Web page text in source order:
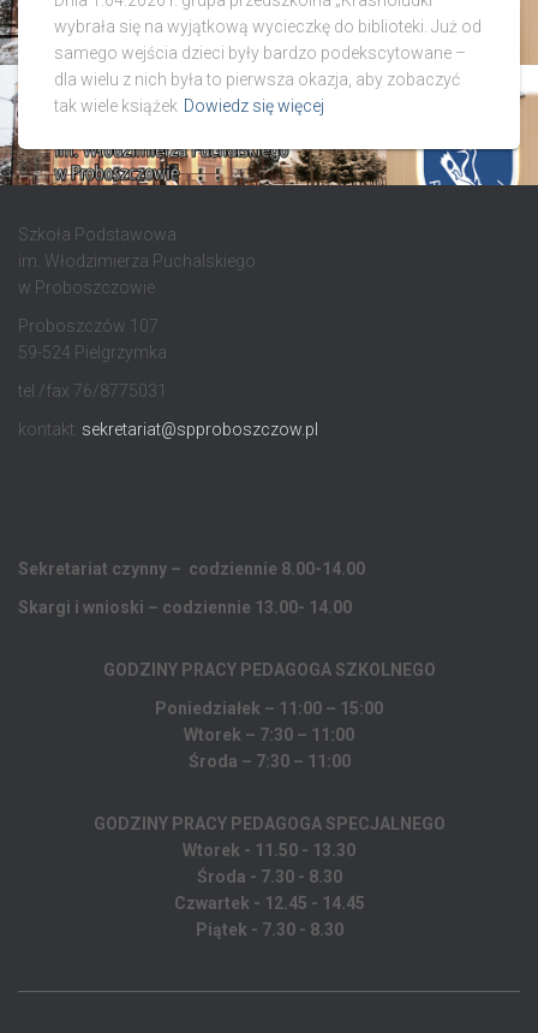
wybrała się na wyjątkową wycieczkę do biblioteki. Już od
samego wejścia dzieci były bardzo podekscytowane –
dla wielu z nich była to pierwsza okazja, aby zobaczyć
tak wiele książek Dowiedz się więcej
Szkoła Podstawowa
im. Włodzimierza Puchalskiego
w Proboszczowie
Proboszczów 107
59-524 Pielgrzymka
tel./fax 76/8775031
kontakt: sekretariat@spproboszczow.pl
Sekretariat czynny – codziennie 8.00-14.00
Skargi i wnioski – codziennie 13.00- 14.00
GODZINY PRACY PEDAGOGA SZKOLNEGO
Poniedziałek – 11:00 – 15:00
Wtorek – 7:30 – 11:00
Środa – 7:30 – 11:00
GODZINY PRACY PEDAGOGA SPECJALNEGO
Wtorek - 11.50 - 13.30
Środa - 7.30 - 8.30
Czwartek - 12.45 - 14.45
Piątek - 7.30 - 8.30